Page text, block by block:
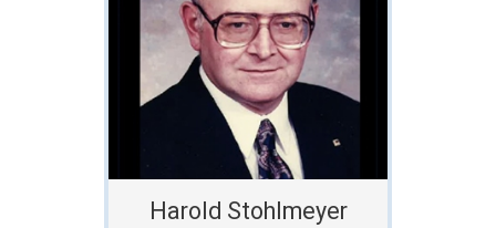
Harold Stohlmeyer